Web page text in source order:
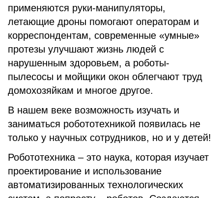
применяются руки-манипуляторы,
летающие дроны помогают операторам и
корреспондентам, современные «умные»
протезы улучшают жизнь людей с
нарушенным здоровьем, а роботы-
пылесосы и мойщики окон облегчают труд
домохозяйкам и многое другое.
В нашем веке возможность изучать и
заниматься робототехникой появилась не
только у научных сотрудников, но и у детей!
Робототехника – это наука, которая изучает
проектирование и использование
автоматизированных технологических